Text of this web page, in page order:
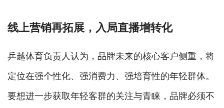
线上营销再拓展，入局直播增转化
乒越体育负责人认为，品牌未来的核心客户侧重，将
定位在强个性化、强消费力、强培育性的年轻群体。
要想进一步获取年轻客群的关注与青睐，品牌必须不